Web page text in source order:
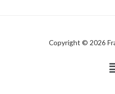
Copyright © 2026